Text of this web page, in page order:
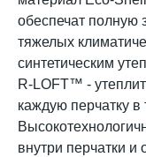
обеспечат полную
тяжелых
синтетическим
R-LOFT™ -
каждую перчатку
внутри перчатки